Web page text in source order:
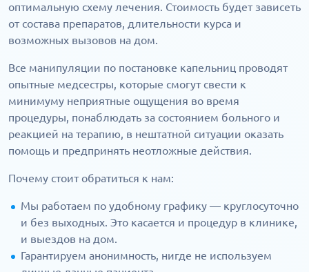
оптимальную схему лечения. Стоимость будет зависеть
от состава препаратов, длительности курса и
возможных вызовов на дом.
Все манипуляции по постановке капельниц проводят
опытные медсестры, которые смогут свести к
минимуму неприятные ощущения во время
процедуры, понаблюдать за состоянием больного и
реакцией на терапию, в нештатной ситуации оказать
помощь и предпринять неотложные действия.
Почему стоит обратиться к нам:
Мы работаем по удобному графику — круглосуточно
и без выходных. Это касается и процедур в клинике,
и выездов на дом.
Гарантируем анонимность, нигде не используем